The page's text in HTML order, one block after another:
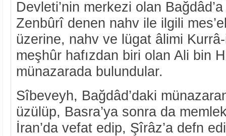
Devleti’nin merkezi olan
Zenbûrî denen nahv ile ilgili
üzerine, nahv ve lügat âlimi
meşhûr hafızdan biri olan Ali bin
münazarada bulundular.
Sîbeveyh, Bağdâd’daki
üzülüp, Basra’ya sonra da
İran’da vefat edip, Şîrâz’a defn